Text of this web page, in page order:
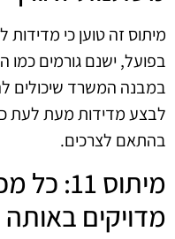
מיתוס זה טוען כי
בפועל, ישנם גורמים כמו
במבנה המשרד שיכולים
לבצע מדידות מעת לעת
בהתאם לצרכים.
מיתוס
מדויקים